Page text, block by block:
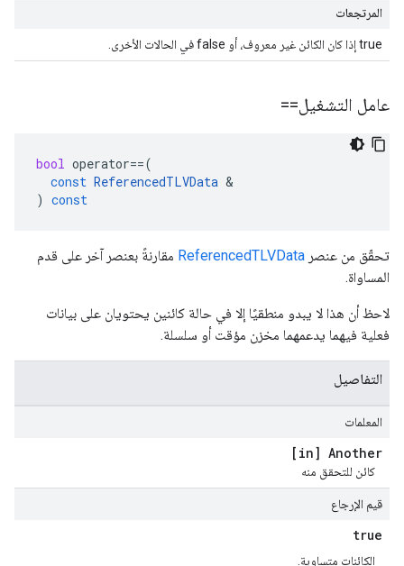
المرتجعات
true إذا كان الكائن غير معروف، أو false في الحالات الأخرى.
عامل التشغيل==
bool operator==(
const ReferencedTLVData &
) const
تحقّق من عنصر ReferencedTLVData مقارنةً بعنصر آخر على قدم
المساواة.
لاحظ أن هذا لا يبدو منطقيًا إلا في حالة كائنين يحتويان على بيانات
فعلية فيهما يدعمهما مخزن مؤقت أو سلسلة.
التفاصيل
المعلمات
[in] Another
كائن للتحقق منه
قيم الإرجاع
true
الكائنات متساوية.